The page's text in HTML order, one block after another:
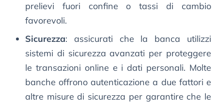
prelievi fuori confine o tassi di cambio
favorevoli.
Sicurezza: assicurati che la banca utilizzi
sistemi di sicurezza avanzati per proteggere
le transazioni online e i dati personali. Molte
banche offrono autenticazione a due fattori e
altre misure di sicurezza per garantire che le